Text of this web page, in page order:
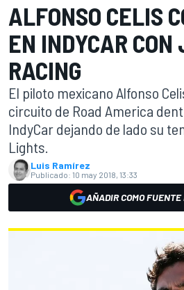
ALFONSO CELIS
EN INDYCAR CON
RACING
El piloto mexicano Alfonso
circuito de Road America
IndyCar dejando de lado su
Lights.
Luis Ramírez
Publicado: 10 may 2018, 13:33
AÑADIR COMO